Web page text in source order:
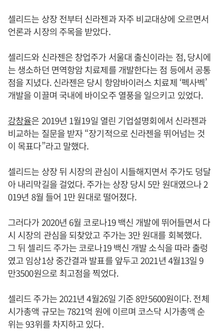
셀리드는 상장 전부터 신라젠과 자주 비교대상에 오르면서
언론과 시장의 주목을 받았다.
셀리드와 신라젠은 창업주가 서울대 출신이라는 점, 당시에
는 생소하던 면역항암 치료제를 개발한다는 점 등에서 공통
점을 지녔다. 신라젠은 당시 항암바이러스 치료제 ‘펙사벡’
개발을 이끌며 국내에 바이오주 열풍을 일으키고 있었다.
강창율은 2019년 1월19일 열린 기업설명회에서 신라젠과
비교하는 질문을 받자 “장기적으로 신라젠을 뛰어넘는 것
이 목표다”라고 말했다.
셀리드는 상장 뒤 시장의 관심이 시들해지면서 주가도 덩달
아 내리막길을 걸었다. 주가는 상장 당시 5만 원대였으나 2
019년 8월 들어 1만 원대로 떨어졌다.
그러다가 2020년 6월 코로나19 백신 개발에 뛰어들면서 다
시 시장의 관심을 되찾았고 주가는 3만 원대를 회복했다.
그 뒤 셀리드 주가는 코로나19 백신 개발 소식을 따라 출렁
였고 임상1상 중간결과 발표를 앞두고 2021년 4월13일 9
만3500원으로 최고점을 찍었다.
셀리드 주가는 2021년 4월26일 기준 8만5600원이다. 전체
시가총액 규모는 7821억 원에 이르며 코스닥 시가총액 순
위는 93위를 차지하고 있다.